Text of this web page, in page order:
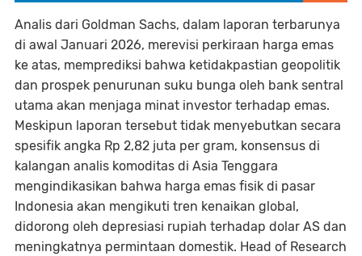
Analis dari Goldman Sachs, dalam laporan terbarunya
di awal Januari 2026, merevisi perkiraan harga emas
ke atas, memprediksi bahwa ketidakpastian geopolitik
dan prospek penurunan suku bunga oleh bank sentral
utama akan menjaga minat investor terhadap emas.
Meskipun laporan tersebut tidak menyebutkan secara
spesifik angka Rp 2,82 juta per gram, konsensus di
kalangan analis komoditas di Asia Tenggara
mengindikasikan bahwa harga emas fisik di pasar
Indonesia akan mengikuti tren kenaikan global,
didorong oleh depresiasi rupiah terhadap dolar AS dan
meningkatnya permintaan domestik. Head of Research